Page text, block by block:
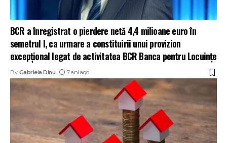
BCR a înregistrat o pierdere netă 4,4 milioane euro în
semetrul I, ca urmare a constituirii unui provizion
excepțional legat de activitatea BCR Banca pentru Locuințe
By Gabriela Dinu 7 ani ago